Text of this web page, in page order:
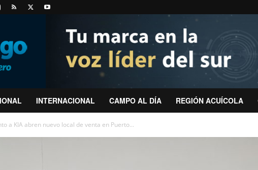
INTERNACIONAL CAMPO AL DÍA REGIÓN ACUÍCOLA
a KIA abren nuevo local de venta en Puerto...